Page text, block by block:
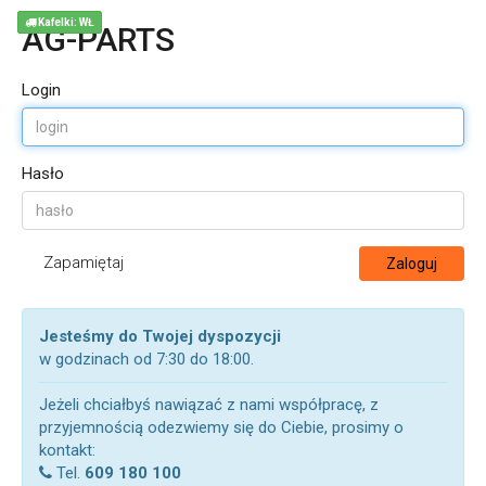
AG-PARTS
Login
Hasło
Zapamiętaj Zaloguj
Jesteśmy do Twojej dyspozycji
w godzinach od 7:30 do 18:00.
Jeżeli chciałbyś nawiązać z nami współpracę, z
przyjemnością odezwiemy się do Ciebie, prosimy o
kontakt:
Tel. 609 180 100
Kafelki: WŁ